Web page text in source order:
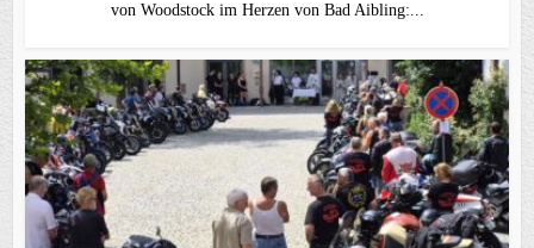
von Woodstock im Herzen von Bad Aibling:...